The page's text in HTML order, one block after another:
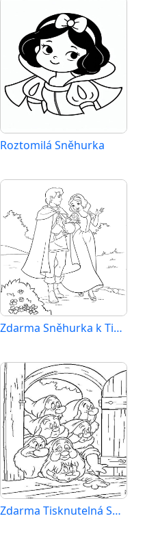
Roztomilá Sněhurka
Zdarma Sněhurka k Tisku pro Děti
Zdarma Tisknutelná Sněhurka